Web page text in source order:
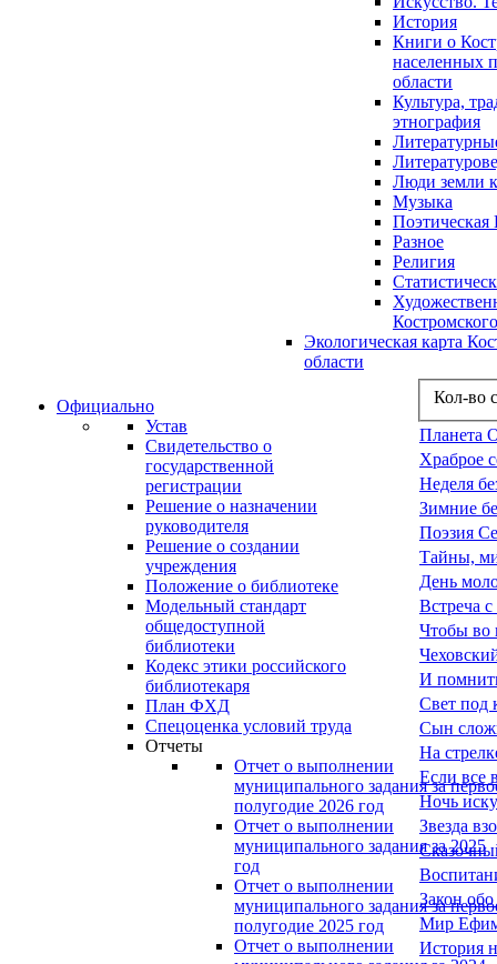
История
Книги о
населенных
области
Культура,
этнография
Люди земли
Музыка
Поэтическая
Разное
Религия
Экологическая карта
области
Официально
Устав
Свидетельство о
государственной
регистрации
Решение о назначении
руководителя
Решение о создании
учреждения
Положение о библиотеке
Модельный стандарт
общедоступной
библиотеки
Кодекс этики российского
библиотекаря
План ФХД
Спецоценка условий труда
Отчеты
Отчет о выполнении
муниципального задания за
полугодие 2026 год
Отчет о выполнении
муниципального задания за 2025
год
Отчет о выполнении
муниципального задания за
полугодие 2025 год
Отчет о выполнении
Кол-во
Планета
Храброе
Неделя
Зимние
Поэзия
Тайны,
День
Встреча
Чтобы во
И
Свет под
Сын
На
Если все
Ночь
Звезда
Закон
Мир
История